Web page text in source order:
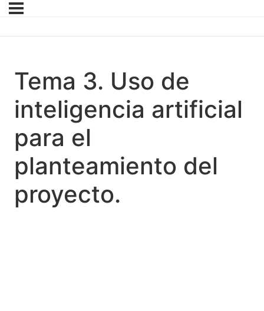
Tema 3. Uso de
inteligencia artificial
para el
planteamiento del
proyecto.